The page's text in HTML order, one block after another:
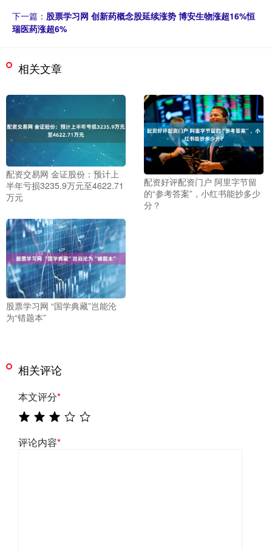
下一篇： 股票学习网 创新药概念股延续涨势 博安生物涨超16%恒
瑞医药涨超6%
相关文章
配资交易网 金证股份：预计上
半年亏损3235.9万元至4622.71
万元
配资好评配资门户 阿里字节留
的“参考答案”，小红书能抄多少
分？
股票学习网 “国学典藏”岂能沦
为“错题本”
相关评论
本文评分*
评论内容*